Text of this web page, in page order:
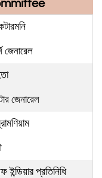
জেনারেল
জেনারেল
ইন্ডিয়ার প্রতিনিধি